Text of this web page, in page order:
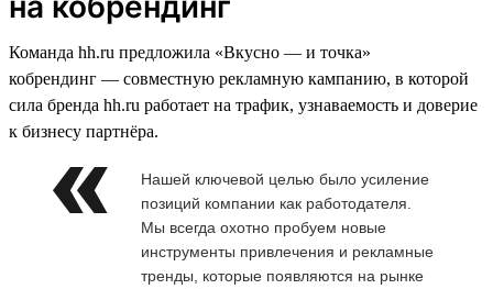
Команда hh.ru предложила «Вкусно — и точка»
кобрендинг — совместную рекламную кампанию, в которой
сила бренда hh.ru работает на трафик, узнаваемость и доверие
к бизнесу партнёра.
Нашей ключевой целью было усиление
позиций компании как работодателя.
Мы всегда охотно пробуем новые
инструменты привлечения и рекламные
тренды, которые появляются на рынке